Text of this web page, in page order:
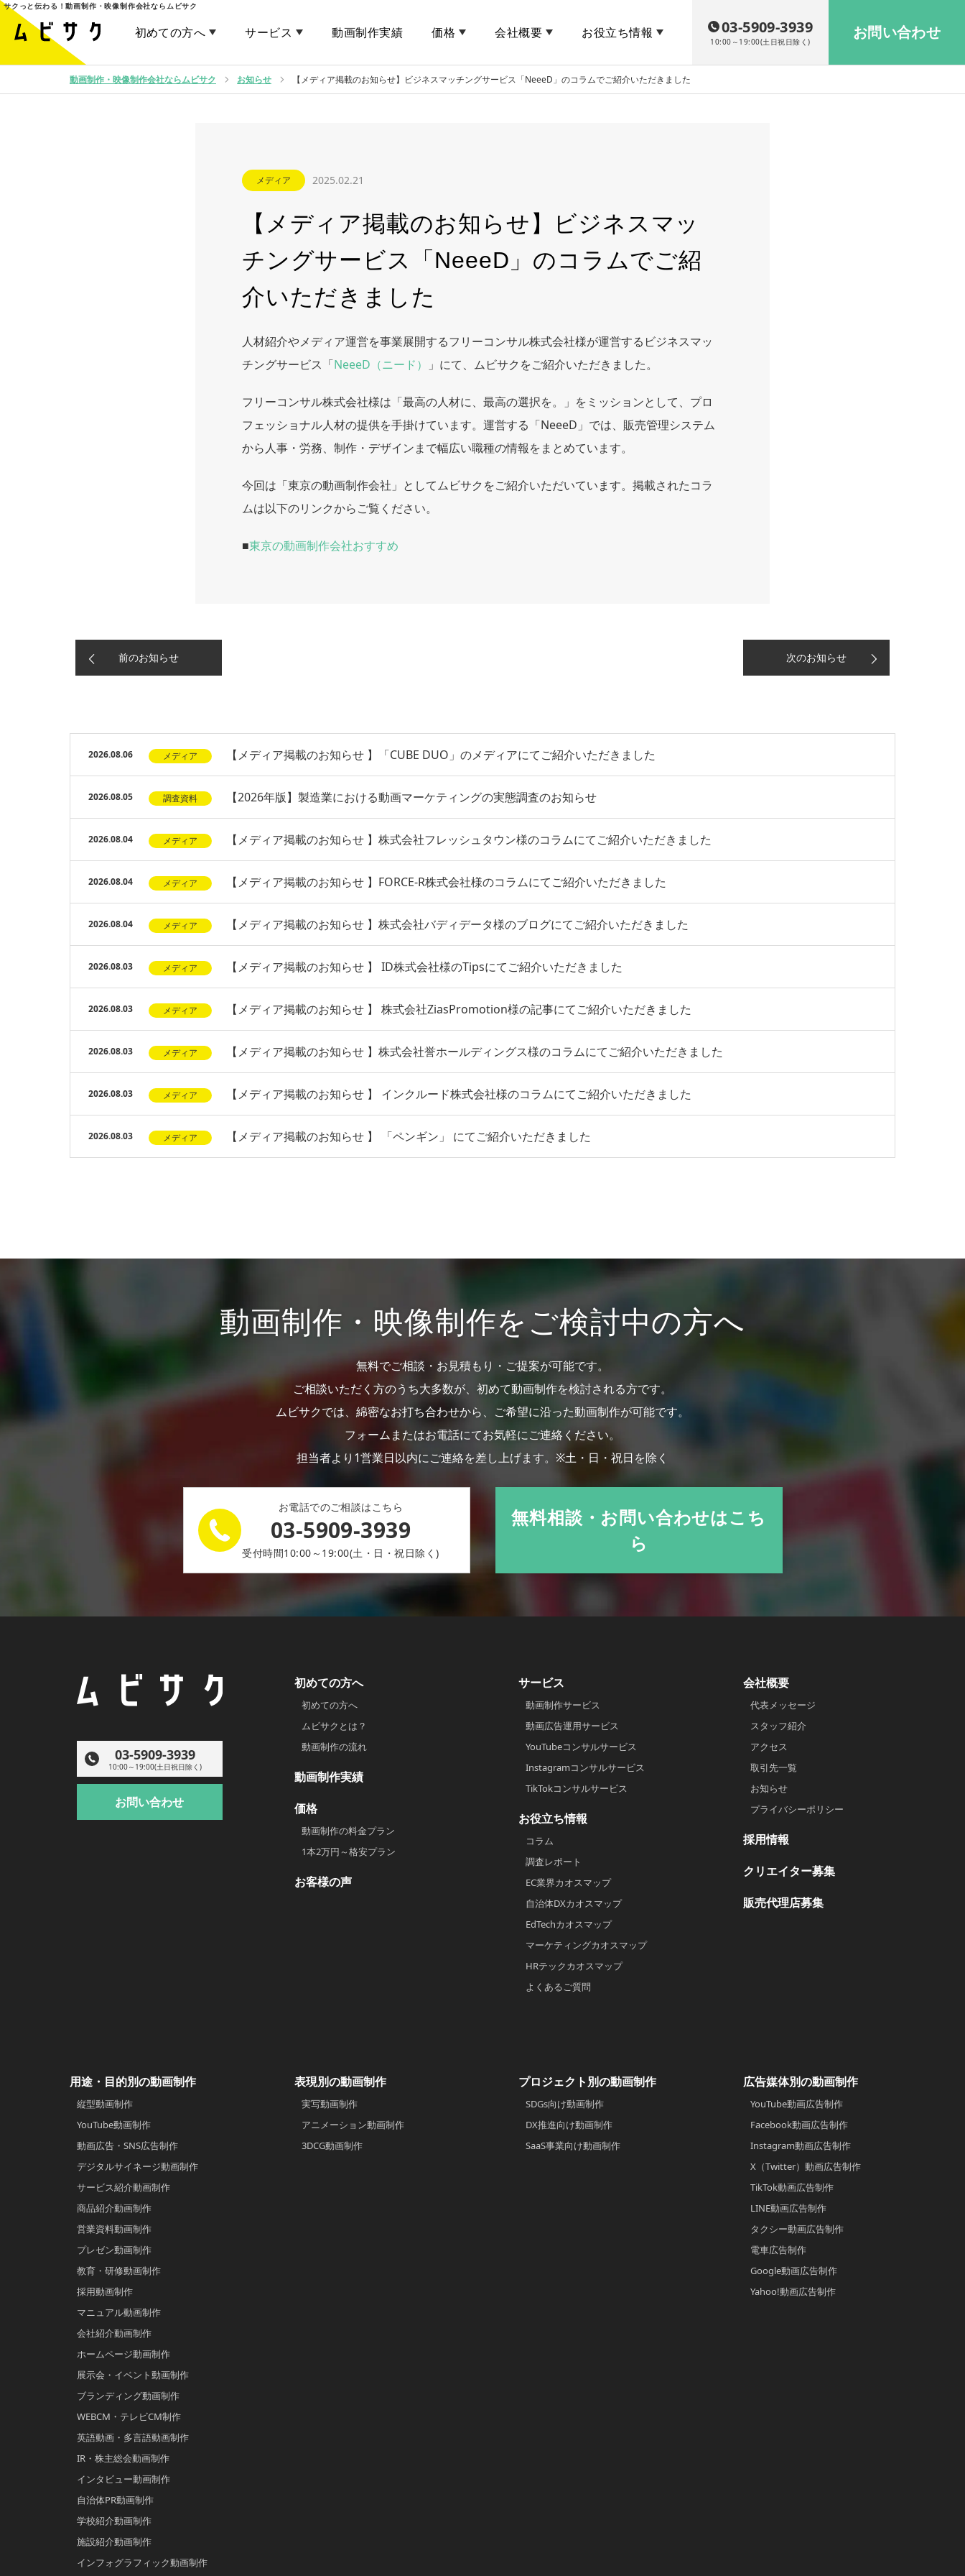
03-5909-3939
10:00～19:00(土日祝日除く) お問い合わせ
初めての方へ サービス 動画制作実績 価格 会社概要 お役立ち情報
サクっと伝わる！動画制作・映像制作会社ならムビサク
動画制作・映像制作会社ならムビサク お知らせ 【メディア掲載のお知らせ】ビジネスマッチングサービス「NeeeD」のコラムでご紹介いただきました
メディア 2025.02.21
【メディア掲載のお知らせ】ビジネスマッ
チングサービス「NeeeD」のコラムでご紹
介いただきました
人材紹介やメディア運営を事業展開するフリーコンサル株式会社様が運営するビジネスマッ
チングサービス「NeeeD（ニード） 」にて、ムビサクをご紹介いただきました。
フリーコンサル株式会社様は「最高の人材に、最高の選択を。」をミッションとして、プロ
フェッショナル人材の提供を手掛けています。運営する「NeeeD」では、販売管理システム
から人事・労務、制作・デザインまで幅広い職種の情報をまとめています。
今回は「東京の動画制作会社」としてムビサクをご紹介いただいています。掲載されたコラ
ムは以下のリンクからご覧ください。
■東京の動画制作会社おすすめ
前のお知らせ 次のお知らせ
2026.08.06 メディア 【メディア掲載のお知らせ 】「CUBE DUO」のメディアにてご紹介いただきました
2026.08.05 調査資料 【2026年版】製造業における動画マーケティングの実態調査のお知らせ
2026.08.04 メディア 【メディア掲載のお知らせ 】株式会社フレッシュタウン様のコラムにてご紹介いただきました
2026.08.04 メディア 【メディア掲載のお知らせ 】FORCE-R株式会社様のコラムにてご紹介いただきました
2026.08.04 メディア 【メディア掲載のお知らせ 】株式会社バディデータ様のブログにてご紹介いただきました
2026.08.03 メディア 【メディア掲載のお知らせ 】 ID株式会社様のTipsにてご紹介いただきました
2026.08.03 メディア 【メディア掲載のお知らせ 】 株式会社ZiasPromotion様の記事にてご紹介いただきました
2026.08.03 メディア 【メディア掲載のお知らせ 】株式会社誉ホールディングス様のコラムにてご紹介いただきました
2026.08.03 メディア 【メディア掲載のお知らせ 】 インクルード株式会社様のコラムにてご紹介いただきました
2026.08.03 メディア 【メディア掲載のお知らせ 】 「ペンギン」 にてご紹介いただきました
動画制作・映像制作を ご検討中の方へ
無料でご相談・お見積もり・ご提案が可能です。
ご相談いただく方のうち大多数が、初めて動画制作を検討される方です。
ムビサクでは、綿密なお打ち合わせから、ご希望に沿った動画制作が可能です。
フォームまたはお電話にてお気軽にご連絡ください。
担当者より1営業日以内にご連絡を差し上げます。 ※土・日・祝日を除く
お電話でのご相談はこちら
03-5909-3939
受付時間10:00～19:00(土・日・祝日除く)
無料相談・お問い合わせはこち
ら
03-5909-3939
10:00～19:00(土日祝日除く)
お問い合わせ
初めての方へ
初めての方へ
ムビサクとは？
動画制作の流れ
動画制作実績
価格
動画制作の料金プラン
1本2万円～格安プラン
お客様の声
サービス
動画制作サービス
動画広告運用サービス
YouTubeコンサルサービス
Instagramコンサルサービス
TikTokコンサルサービス
お役立ち情報
コラム
調査レポート
EC業界カオスマップ
自治体DXカオスマップ
EdTechカオスマップ
マーケティングカオスマップ
HRテックカオスマップ
よくあるご質問
会社概要
代表メッセージ
スタッフ紹介
アクセス
取引先一覧
お知らせ
プライバシーポリシー
採用情報
クリエイター募集
販売代理店募集
用途・目的別の動画制作
縦型動画制作
YouTube動画制作
動画広告・SNS広告制作
デジタルサイネージ動画制作
サービス紹介動画制作
商品紹介動画制作
営業資料動画制作
プレゼン動画制作
教育・研修動画制作
採用動画制作
マニュアル動画制作
会社紹介動画制作
ホームページ動画制作
展示会・イベント動画制作
ブランディング動画制作
WEBCM・テレビCM制作
英語動画・多言語動画制作
IR・株主総会動画制作
インタビュー動画制作
自治体PR動画制作
学校紹介動画制作
施設紹介動画制作
インフォグラフィック動画制作
表現別の動画制作
実写動画制作
アニメーション動画制作
3DCG動画制作
プロジェクト別の動画制作
SDGs向け動画制作
DX推進向け動画制作
SaaS事業向け動画制作
広告媒体別の動画制作
YouTube動画広告制作
Facebook動画広告制作
Instagram動画広告制作
X（Twitter）動画広告制作
TikTok動画広告制作
LINE動画広告制作
タクシー動画広告制作
電車広告制作
Google動画広告制作
Yahoo!動画広告制作